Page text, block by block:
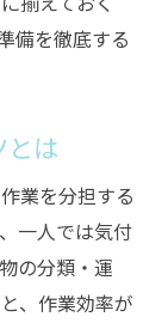
備を徹底する
は
業を分担する
一人では気付
の分類・運
、作業効率が